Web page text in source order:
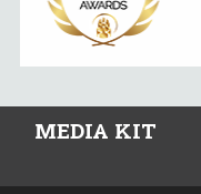
MEDIA KIT